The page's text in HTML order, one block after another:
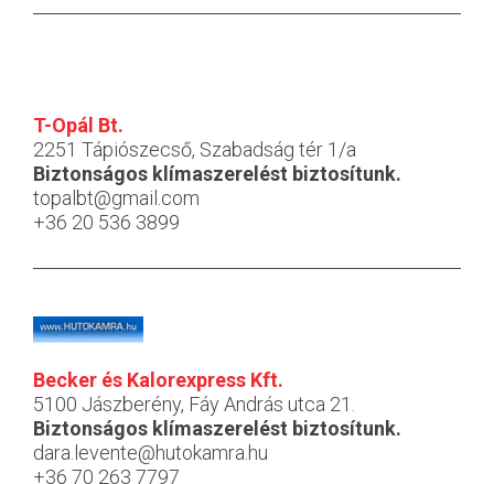
T-Opál Bt.
2251 Tápiószecső, Szabadság tér 1/a
Biztonságos klímaszerelést biztosítunk.
topalbt@gmail.com
+36 20 536 3899
Becker és Kalorexpress Kft.
5100 Jászberény, Fáy András utca 21.
Biztonságos klímaszerelést biztosítunk.
dara.levente@hutokamra.hu
+36 70 263 7797